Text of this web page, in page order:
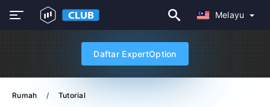
Melayu
Daftar ExpertOption
Rumah Tutorial